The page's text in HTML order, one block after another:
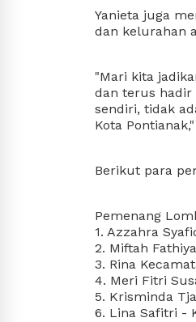
Yanieta juga
dan kelurahan
"Mari kita
dan terus hadir
sendiri, tidak
Kota
Berikut para
Pemenang
1. Azzahra
2. Miftah
3. Rina
4. Meri Fitri
5. Krisminda
6. Lina Safitri -